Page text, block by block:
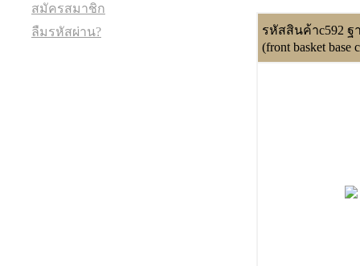
สมัครสมาชิก
ลืมรหัสผ่าน?
รหัสสินค้าc592 ฐ
(front basket base